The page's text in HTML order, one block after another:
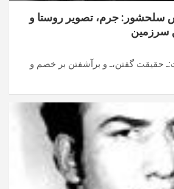
سلحشور: جرم، تصویر روستا و
سرزمین
حقیقت گفتن،ـ و برآشفتن بر خصم و